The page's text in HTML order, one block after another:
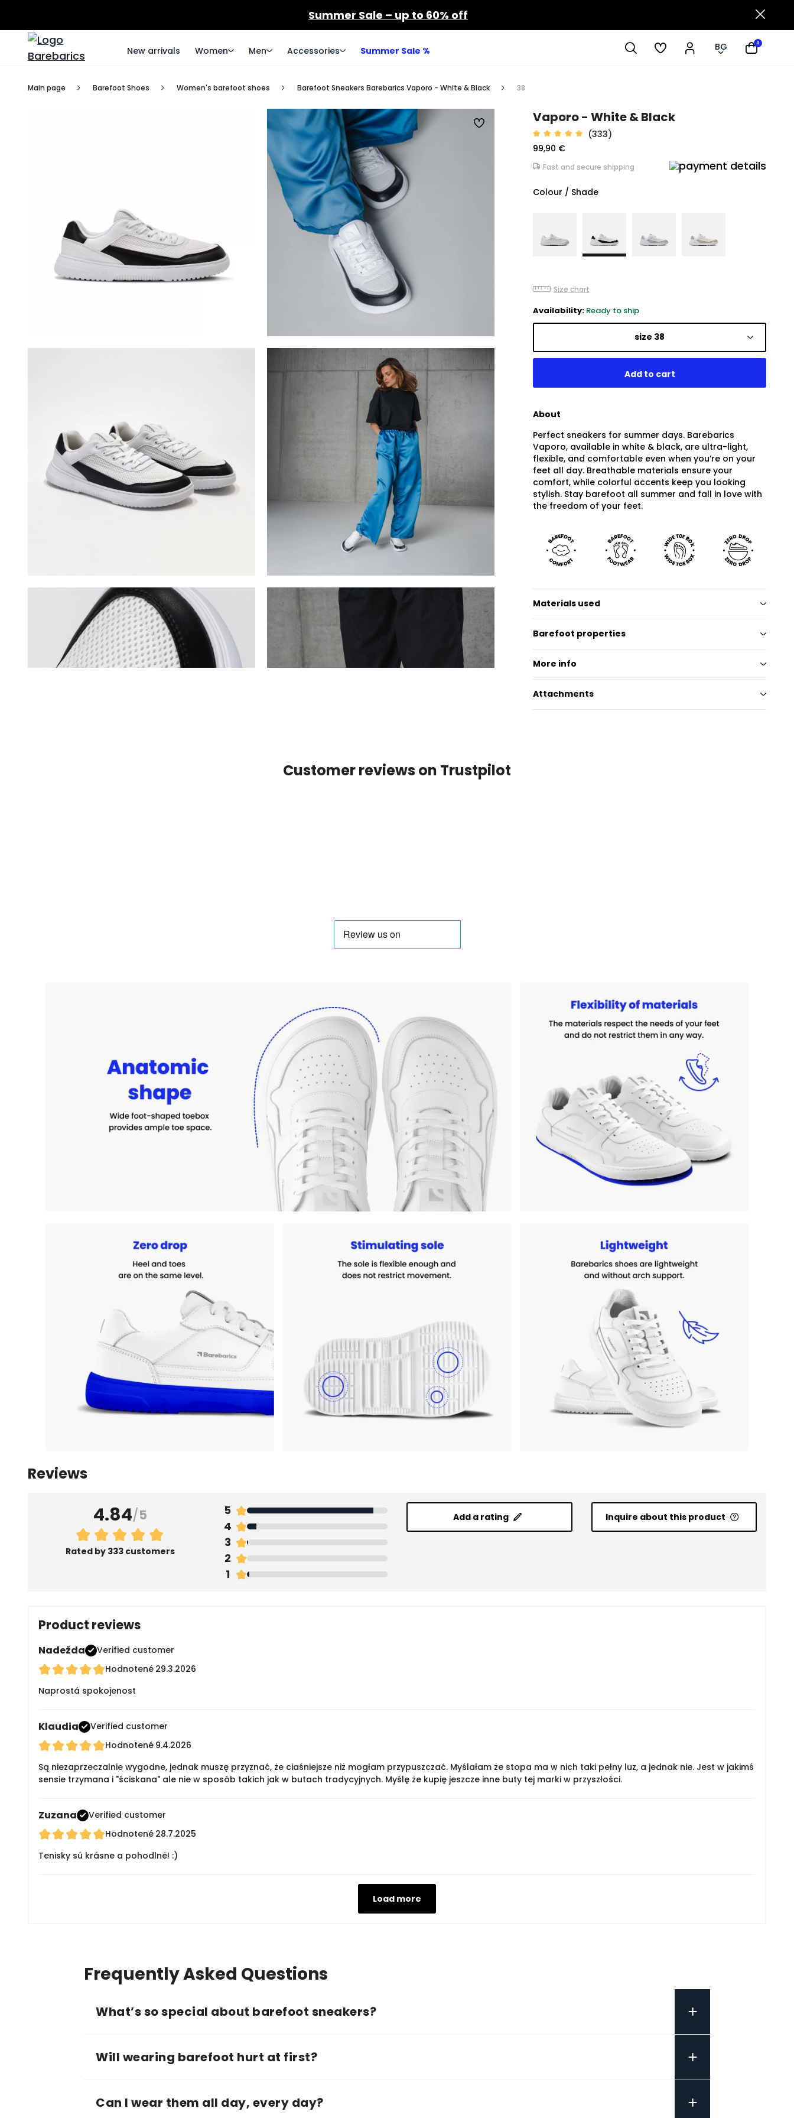
Summer Sale – up to 60% off
New arrivals Women Men Accessories Summer Sale % BG 0
Main page Barefoot Shoes Women's barefoot shoes Barefoot Sneakers Barebarics Vaporo - White & Black 38
Vaporo - White & Black
(333)
99,90 €
Fast and secure shipping
Colour / Shade
Size chart
Availability: Ready to ship
size 38
About
Perfect sneakers for summer days. Barebarics
Vaporo, available in white & black, are ultra-light,
flexible, and comfortable even when you’re on your
feet all day. Breathable materials ensure your
comfort, while colorful accents keep you looking
stylish. Stay barefoot all summer and fall in love with
the freedom of your feet.
Materials used
Barefoot properties
More info
Attachments
Customer reviews on Trustpilot
Reviews
4.84/5
Rated by 333 customers
5
4
3
2
1
Add a rating Inquire about this product
Product reviews
Nadežda
Verified customer
Hodnotené 29.3.2026
Naprostá spokojenost
Klaudia
Verified customer
Hodnotené 9.4.2026
Są niezaprzeczalnie wygodne, jednak muszę przyznać, że ciaśniejsze niż mogłam przypuszczać. Myślałam że stopa ma w nich taki pełny luz, a jednak nie. Jest w jakimś
sensie trzymana i "ściskana" ale nie w sposób takich jak w butach tradycyjnych. Myślę że kupię jeszcze inne buty tej marki w przyszłości.
Zuzana
Verified customer
Hodnotené 28.7.2025
Tenisky sú krásne a pohodlné! :)
Load more
Frequently Asked Questions
What’s so special about barefoot sneakers? +
Will wearing barefoot hurt at first? +
Can I wear them all day, every day? +